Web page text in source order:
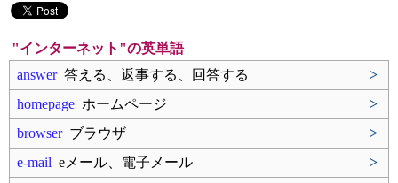
"インターネット"の英単語
answer答える、返事する、回答する
>
homepage ホームページ
>
browserブラウザ
>
e-mail eメール、電子メール
>